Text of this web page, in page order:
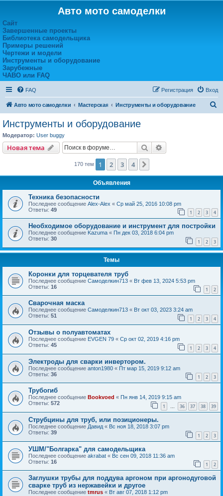
Авто мото самоделки
Сайт
Завершенные проекты
Библиотека самодельщика
Примеры решений
Чертежи и модели
Инструменты и оборудование
Зарубежные
ЧАВО или FAQ
FAQ Вход
Регистрация
Авто мото самоделки Мастерская Инструменты и оборудование
Инструменты и оборудование
Модератор: User buggy
Новая тема Поиск
170 тем 1 2 3 4
Объявления
Техника безопасности
Последнее сообщение Alex-Alex « Ср май 25, 2016 10:08 pm
Ответы: 49 1 2 3 4
Необходимое оборудование и инструмент для постройки
Последнее сообщение Kazuma « Пн дек 03, 2018 6:04 pm
Ответы: 30 1 2 3
Темы
Коронки для торцевателя труб
Последнее сообщение Самоделкин713 « Вт фев 13, 2024 5:53 pm
Ответы: 16 1 2
Сварочная маска
Последнее сообщение Самоделкин713 « Вт окт 03, 2023 3:24 am
Ответы: 51 1 2 3 4
Отзывы о полуавтоматах
Последнее сообщение EVGEN 79 « Ср окт 02, 2019 4:16 pm
Ответы: 45 1 2 3 4
Электроды для сварки инвертором.
Последнее сообщение anton1980 « Пт мар 15, 2019 9:12 am
Ответы: 36 1 2 3
Трубогиб
Последнее сообщение Bookvoed « Пн янв 14, 2019 9:15 am
Ответы: 572 1 … 36 37 38 39
Струбцины для труб, или позиционеры.
Последнее сообщение Давид « Вс ноя 18, 2018 3:07 pm
Ответы: 39 1 2 3
УШМ/"Болгарка" для самодельщика
Последнее сообщение akrabat « Вс сен 09, 2018 11:36 am
Ответы: 16 1 2
Заглушки трубы для поддува аргоном при аргонодуговой
сварке труб из нержавейки и другое
Последнее сообщение tmrus « Вт авг 07, 2018 1:12 pm